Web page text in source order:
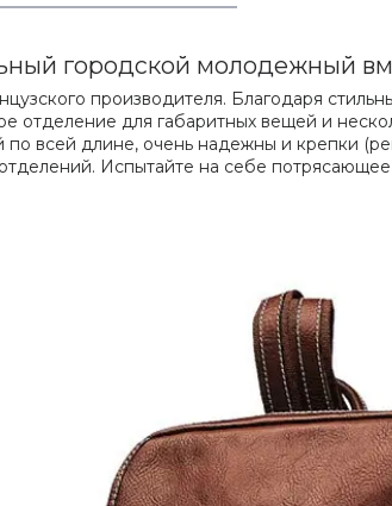
городской молодежный
производителя. Благодаря
отделение для габаритных вещей и
всей длине, очень надежны и крепки
Испытайте на себе